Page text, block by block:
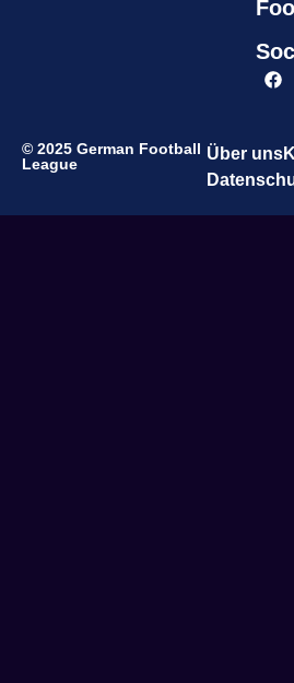
© 2025 German Football
League
Über uns